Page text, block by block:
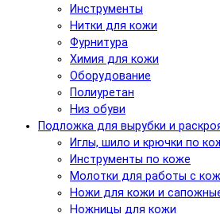
Инструменты
Нитки для кожи
Фурнитура
Химия для кожи
Оборудование
Полиуретан
Низ обуви
Подложка для вырубки и
Иглы, шило и крючки по
Инструменты по коже
Молотки для работы с
Ножи для кожи и
Ножницы для кожи